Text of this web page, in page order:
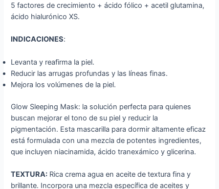
5 factores de crecimiento + ácido fólico + acetil glutamina,
ácido hialurónico XS.
INDICACIONES:
Levanta y reafirma la piel.
Reducir las arrugas profundas y las líneas finas.
Mejora los volúmenes de la piel.
Glow Sleeping Mask: la solución perfecta para quienes
buscan mejorar el tono de su piel y reducir la
pigmentación. Esta mascarilla para dormir altamente eficaz
está formulada con una mezcla de potentes ingredientes,
que incluyen niacinamida, ácido tranexámico y glicerina.
TEXTURA: Rica crema agua en aceite de textura fina y
brillante. Incorpora una mezcla específica de aceites y